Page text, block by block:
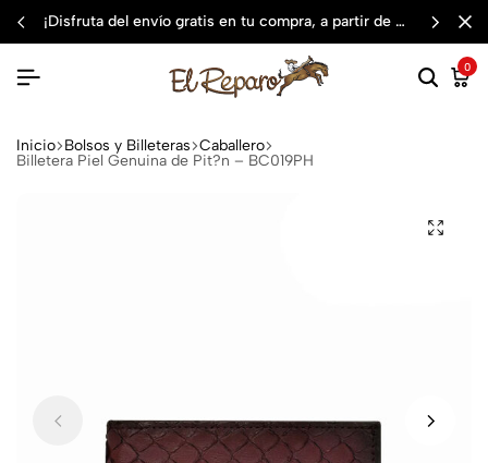
¡disfruta del envío gratis en tu compra, a partir de $3,000 mxn
0
Inicio Bolsos y Billeteras Caballero
Billetera Piel Genuina de Pit?n – BC019PH